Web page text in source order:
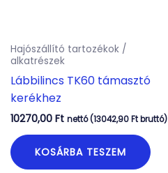
Hajószállító tartozékok /
alkatrészek
Lábbilincs TK60 támasztó
kerékhez
10270,00Ft nettó (13042,90 Ft bruttó)
KOSÁRBA TESZEM